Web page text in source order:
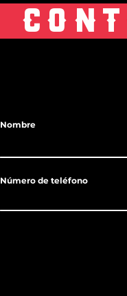
Nombre
Número de teléfono